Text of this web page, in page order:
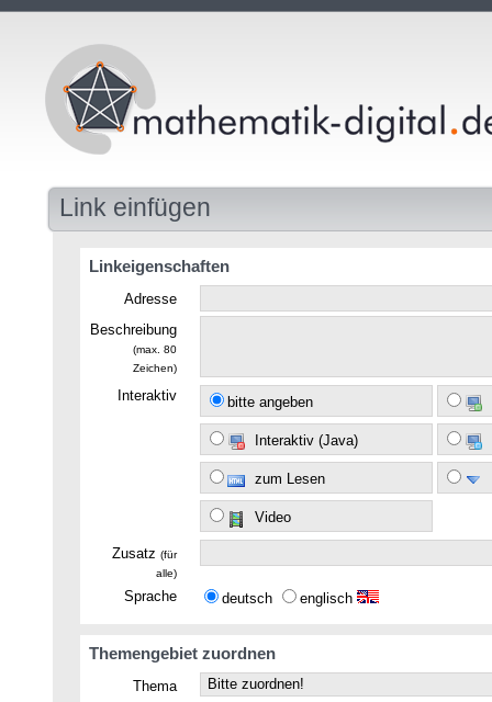
Link einfügen
Linkeigenschaften
Adresse
Beschreibung
(max. 80
Zeichen)
Interaktiv bitte angeben
Interaktiv (Java)
zum Lesen
Video
Zusatz (für
alle)
Sprache deutsch englisch
Themengebiet zuordnen
Thema